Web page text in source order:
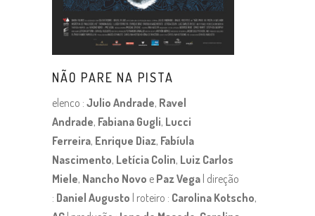
NÃO PARE NA PISTA
elenco : Julio Andrade, Ravel
Andrade, Fabiana Gugli, Lucci
Ferreira, Enrique Diaz, Fabíula
Nascimento, Letícia Colin, Luiz Carlos
Miele, Nancho Novo e Paz Vega | direção
: Daniel Augusto | roteiro : Carolina Kotscho,